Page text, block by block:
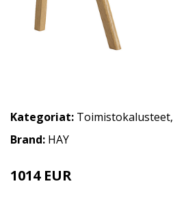
Kategoriat: Toimistokalusteet,
Brand: HAY
1014 EUR